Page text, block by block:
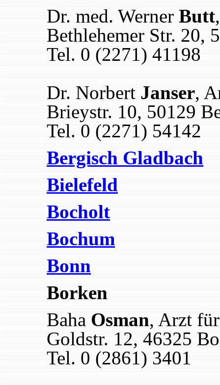
Dr. med. Werner Butt
Bethlehemer Str. 20,
Tel. 0 (2271) 41198
Dr. Norbert Janser,
Brieystr. 10, 50129
Tel. 0 (2271) 54142
Bergisch Gladbach
Bielefeld
Bocholt
Bochum
Bonn
Borken
Baha Osman, Arzt
Goldstr. 12, 46325
Tel. 0 (2861) 3401